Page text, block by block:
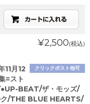
¥2,500(税込)
クリックポスト他可
月12
=スト
●UP-BEAT/ザ・モッズ/
ク/THE BLUE HEARTS/